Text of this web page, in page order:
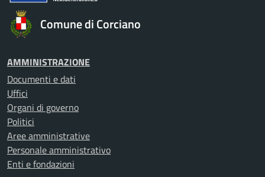
Comune di Corciano
AMMINISTRAZIONE
Documenti e dati
Uffici
Organi di governo
Politici
Aree amministrative
Personale amministrativo
Enti e fondazioni